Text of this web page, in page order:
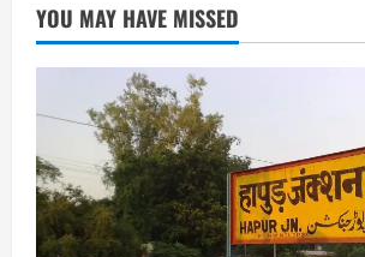
YOU MAY HAVE MISSED